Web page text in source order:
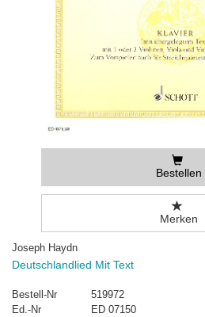
Bestellen
Merken
Joseph Haydn
Deutschlandlied Mit Text
Bestell-Nr
519972
Ed.-Nr
ED 07150